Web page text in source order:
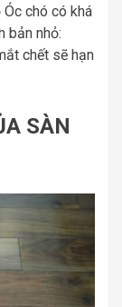
chó có khá
bản nhỏ:
chết sẽ hạn
SÀN